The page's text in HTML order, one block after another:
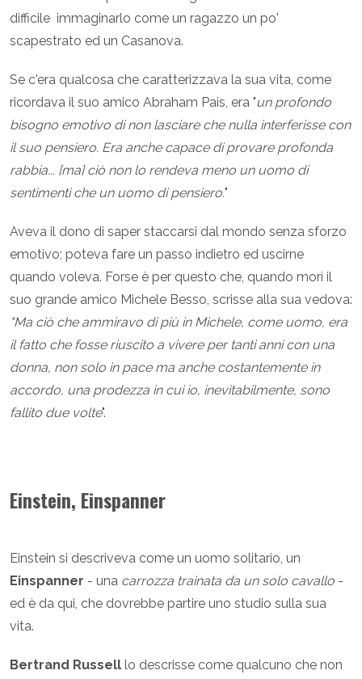
difficile immaginarlo come un ragazzo un po'
scapestrato ed un Casanova.
Se c'era qualcosa che caratterizzava la sua vita, come
ricordava il suo amico Abraham Pais, era "un profondo
bisogno emotivo di non lasciare che nulla interferisse con
il suo pensiero. Era anche capace di provare profonda
rabbia... [ma] ciò non lo rendeva meno un uomo di
sentimenti che un uomo di pensiero."
Aveva il dono di saper staccarsi dal mondo senza sforzo
emotivo; poteva fare un passo indietro ed uscirne
quando voleva. Forse è per questo che, quando morì il
suo grande amico Michele Besso, scrisse alla sua vedova:
"Ma ciò che ammiravo di più in Michele, come uomo, era
il fatto che fosse riuscito a vivere per tanti anni con una
donna, non solo in pace ma anche costantemente in
accordo, una prodezza in cui io, inevitabilmente, sono
fallito due volte".
Einstein, Einspanner
Einstein si descriveva come un uomo solitario, un
Einspanner - una carrozza trainata da un solo cavallo -
ed è da qui, che dovrebbe partire uno studio sulla sua
vita.
Bertrand Russell lo descrisse come qualcuno che non